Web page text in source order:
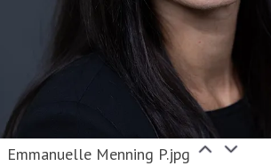
Emmanuelle Menning P.jpg